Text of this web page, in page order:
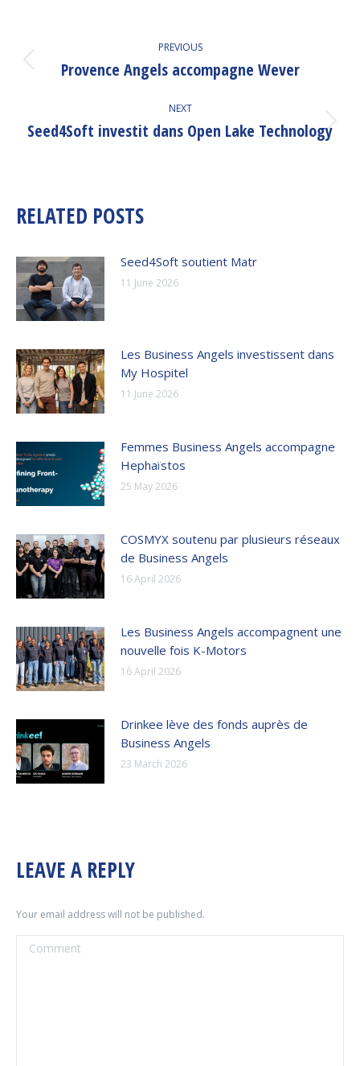
NAVIGATION
PREVIOUS
Previous
Provence Angels accompagne Wever
NEXT
Next
Seed4Soft investit dans Open Lake Technology
RELATED POSTS
Seed4Soft soutient Matr
11 June 2026
Les Business Angels investissent dans
My Hospitel
11 June 2026
Femmes Business Angels accompagne
Hephaïstos
25 May 2026
COSMYX soutenu par plusieurs réseaux
de Business Angels
16 April 2026
Les Business Angels accompagnent une
nouvelle fois K-Motors
16 April 2026
Drinkee lève des fonds auprès de
Business Angels
23 March 2026
LEAVE A REPLY
Your email address will not be published.
Comment